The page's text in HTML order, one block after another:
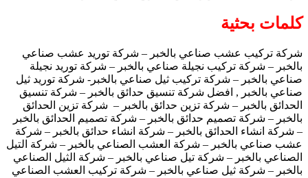
كلمات بحثية
شركة تركيب عشب صناعي بالخبر – شركة توريد عشب صناعي
بالخبر – شركة تركيب نجيلة صناعي بالخبر – شركة توريد نجيلة
صناعي بالخبر – شركة تركيب ثيل صناعي بالخبر- شركة توريد ثيل
صناعي بالخبر , افضل شركة تنسيق حدائق بالخبر – شركة تنسيق
الحدائق بالخبر – شركة تزين حدائق بالخبر – شركة تزين الحدائق
بالخبر – شركة تصميم حدائق بالخبر – شركة تصميم الحدائق بالخبر
– شركة انشاء الحدائق بالخبر – شركة انشاء حدائق بالخبر – شركة
عشب صناعي بالخبر – شركة العشب الصناعي بالخبر – شركة التيل
الصناعي بالخبر – شركة تيل صناعي بالخبر – شركة الثيل الصناعي
بالخبر – شركة ثيل صناعي بالخبر – شركة تركيب العشب الصناعي